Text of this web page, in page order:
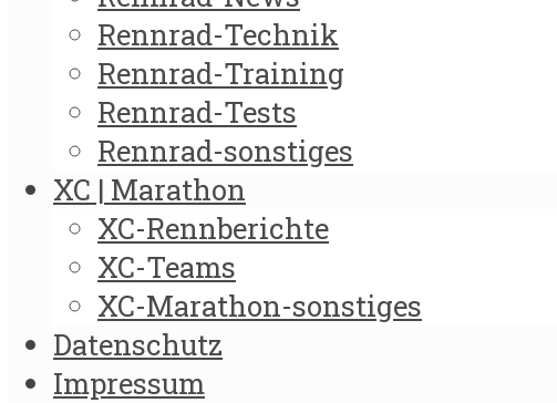
Rennrad-Technik
Rennrad-Training
Rennrad-Tests
Rennrad-sonstiges
XC | Marathon
XC-Rennberichte
XC-Teams
XC-Marathon-sonstiges
Datenschutz
Impressum